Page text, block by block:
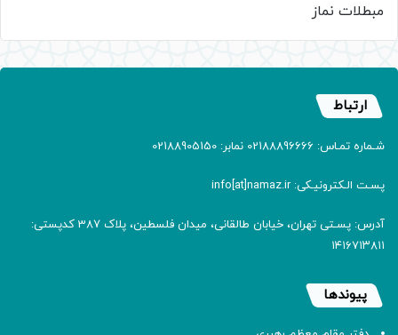
مبطلات نماز
ارتباط
شـماره تمـاس: 02188896666 نمابر: 02188905150
پسـت الـکترونیـکی: info[at]namaz.ir
آدرس: پسـتی تهران، خیابان طالقانی، میدان فلسطین، پلاک 387 کدپستی:
۱۴۱۶۷۱۳۸۱۱
پیوندها